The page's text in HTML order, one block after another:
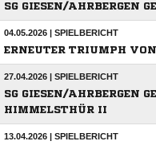
SG GIESEN/AHRBERGEN
04.05.2026 | SPIELBERICHT
ERNEUTER TRIUMPH
27.04.2026 | SPIELBERICHT
SG GIESEN/AHRBERGEN
HIMMELSTHÜR II
13.04.2026 | SPIELBERICHT